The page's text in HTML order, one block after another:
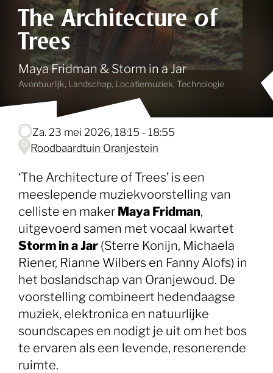
The Architecture of
Trees
Maya Fridman & Storm in a Jar
Avontuurlijk, Landschap, Locatiemuziek, Technologie
za. 23 mei 2026, 18:15 - 18:55
Roodbaardtuin Oranjestein
‘The Architecture of Trees’ is een
meeslepende muziekvoorstelling van
celliste en makerMaya Fridman,
uitgevoerd samen met vocaal kwartet
Storm in a Jar(Sterre Konijn, Michaela
Riener, Rianne Wilbers en Fanny Alofs) in
het boslandschap van Oranjewoud. De
voorstelling combineert hedendaagse
muziek, elektronica en natuurlijke
soundscapes en nodigt je uit om het bos
te ervaren als een levende, resonerende
ruimte.